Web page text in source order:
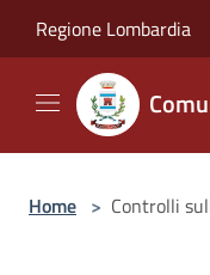
Regione Lombardia
Home > Controlli